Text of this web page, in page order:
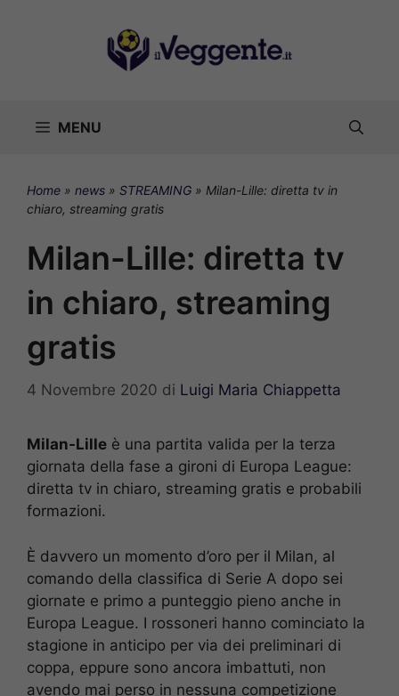
MENU
Home » news » STREAMING » Milan-Lille: diretta tv in
chiaro, streaming gratis
Milan-Lille: diretta tv
in chiaro, streaming
gratis
4 Novembre 2020 di Luigi Maria Chiappetta
Milan-Lille è una partita valida per la terza
giornata della fase a gironi di Europa League:
diretta tv in chiaro, streaming gratis e probabili
formazioni.
È davvero un momento d’oro per il Milan, al
comando della classifica di Serie A dopo sei
giornate e primo a punteggio pieno anche in
Europa League. I rossoneri hanno cominciato la
stagione in anticipo per via dei preliminari di
coppa, eppure sono ancora imbattuti, non
avendo mai perso in nessuna competizione